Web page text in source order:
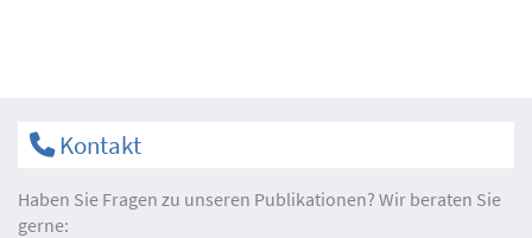
Kontakt
Haben Sie Fragen zu unseren Publikationen? Wir beraten Sie
gerne: